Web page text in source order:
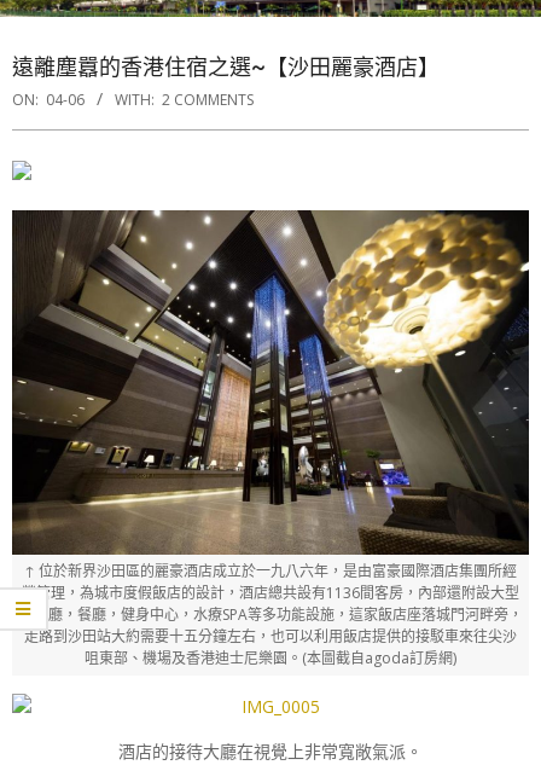
遠離塵囂的香港住宿之選~【沙田麗豪酒店】
ON: 04-06 WITH: 2 COMMENTS
↑ 位於新界沙田區的麗豪酒店成立於一九八六年，是由富豪國際酒店集團所經
營管理，為城市度假飯店的設計，酒店總共設有1136間客房，內部還附設大型
宴會廳，餐廳，健身中心，水療SPA等多功能設施，這家飯店座落城門河畔旁，
走路到沙田站大約需要十五分鐘左右，也可以利用飯店提供的接駁車來往尖沙
咀東部、機場及香港迪士尼樂園。(本圖截自agoda訂房網)
酒店的接待大廳在視覺上非常寬敞氣派。